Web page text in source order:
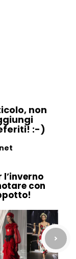
non
:-)
l’inverno
con